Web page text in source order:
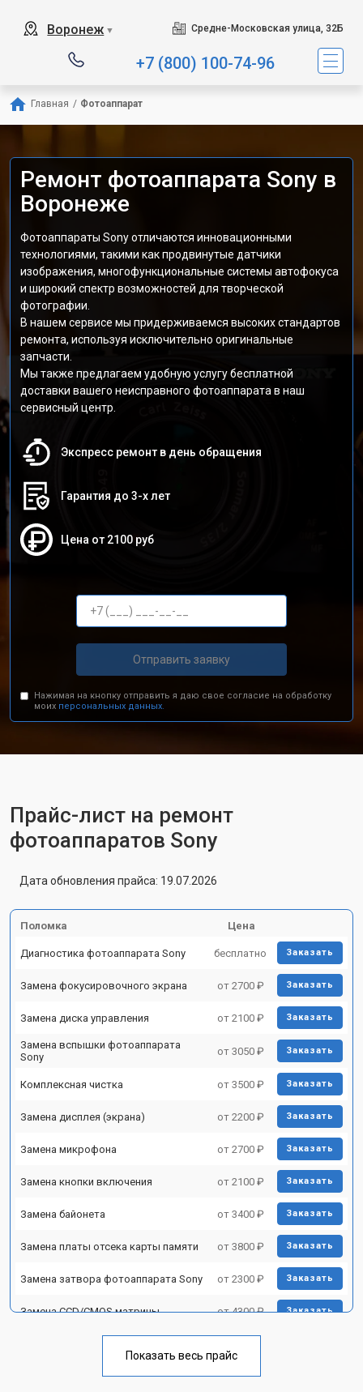
Воронеж ▼ Средне-Московская улица, 32Б
+7 (800) 100-74-96
Главная / Фотоаппарат
Ремонт фотоаппарата Sony в
Воронеже
Фотоаппараты Sony отличаются инновационными
технологиями, такими как продвинутые датчики
изображения, многофункциональные системы автофокуса
и широкий спектр возможностей для творческой
фотографии.
В нашем сервисе мы придерживаемся высоких стандартов
ремонта, используя исключительно оригинальные
запчасти.
Мы также предлагаем удобную услугу бесплатной
доставки вашего неисправного фотоаппарата в наш
сервисный центр.
Экспресс ремонт в день обращения
Гарантия до 3-х лет
Цена от 2100 руб
Отправить заявку
Нажимая на кнопку отправить я даю свое согласие на обработку
моих персональных данных.
Прайс-лист на ремонт
фотоаппаратов Sony
Дата обновления прайса: 19.07.2026
Поломка Цена
Диагностика фотоаппарата Sony бесплатно Заказать
Замена фокусировочного экрана от 2700 ₽ Заказать
Замена диска управления от 2100 ₽ Заказать
Замена вспышки фотоаппарата
Sony
от 3050 ₽ Заказать
Комплексная чистка от 3500 ₽ Заказать
Замена дисплея (экрана) от 2200 ₽ Заказать
Замена микрофона от 2700 ₽ Заказать
Замена кнопки включения от 2100 ₽ Заказать
Замена байонета от 3400 ₽ Заказать
Замена платы отсека карты памяти от 3800 ₽ Заказать
Замена затвора фотоаппарата Sony от 2300 ₽ Заказать
Замена CCD/CMOS матрицы от 4300 ₽ Заказать
от 3100 ₽
Показать весь прайс